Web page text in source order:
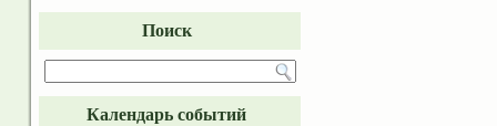
Поиск
Календарь событий